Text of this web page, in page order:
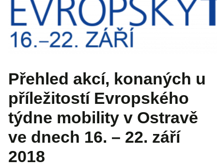
Přehled akcí, konaných u
příležitostí Evropského
týdne mobility v Ostravě
ve dnech 16. – 22. září
2018